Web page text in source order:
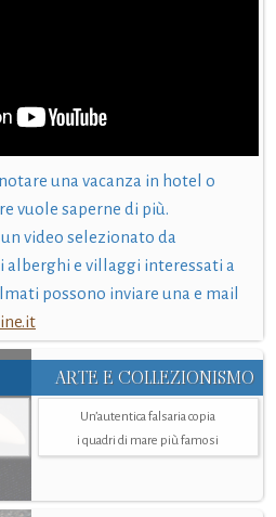
una vacanza in hotel o
vuole saperne di più.
video selezionato da
e villaggi interessati a
possono inviare una e mail
ARTE E COLLEZIONISMO
Un’autentica falsaria copia
i quadri di mare più famosi